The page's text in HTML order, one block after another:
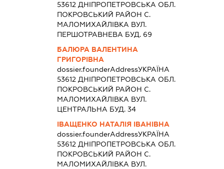
53612 ДНIПРОПЕТРОВСЬКА ОБЛ.
ПОКРОВСЬКИЙ РАЙОН С.
МАЛОМИХАЙЛІВКА ВУЛ.
ПЕРШОТРАВНЕВА БУД. 69
БАЛЮРА ВАЛЕНТИНА
ГРИГОРІВНА
dossier.founderAddressУКРАЇНА
53612 ДНIПРОПЕТРОВСЬКА ОБЛ.
ПОКРОВСЬКИЙ РАЙОН С.
МАЛОМИХАЙЛІВКА ВУЛ.
ЦЕНТРАЛЬНА БУД. 34
ІВАЩЕНКО НАТАЛІЯ ІВАНІВНА
dossier.founderAddressУКРАЇНА
53612 ДНIПРОПЕТРОВСЬКА ОБЛ.
ПОКРОВСЬКИЙ РАЙОН С.
МАЛОМИХАЙЛІВКА ВУЛ.